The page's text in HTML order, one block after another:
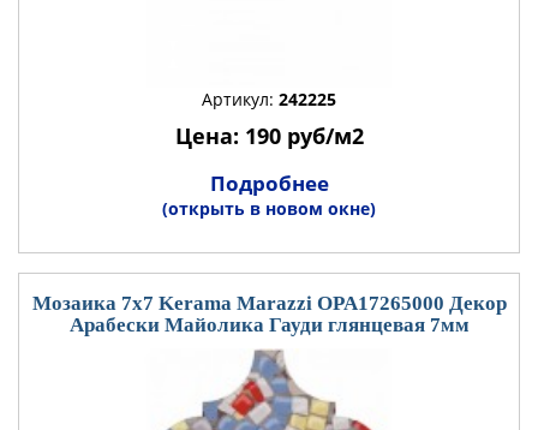
Артикул: 242225
Цена: 190 руб/м2
Подробнее
(открыть в новом окне)
Мозаика 7x7 Kerama Marazzi OPA17265000 Декор
Арабески Майолика Гауди глянцевая 7мм